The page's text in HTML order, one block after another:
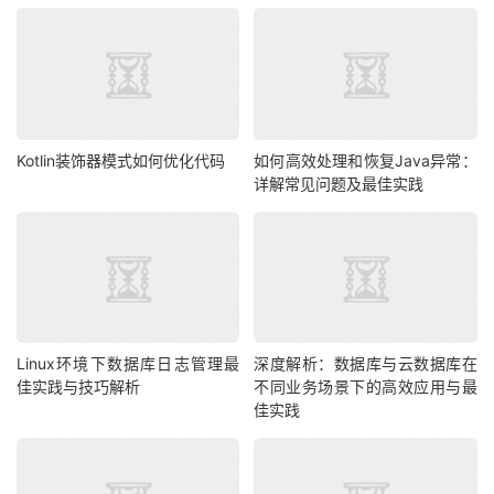
Kotlin装饰器模式如何优化代码
如何高效处理和恢复Java异常：
详解常见问题及最佳实践
Linux环境下数据库日志管理最
佳实践与技巧解析
深度解析：数据库与云数据库在
不同业务场景下的高效应用与最
佳实践